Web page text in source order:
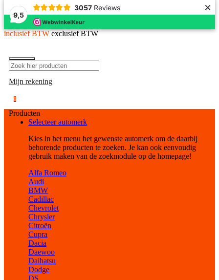
9,5
3057 Reviews ×
inclusief BTW exclusief BTW
Mijn rekening
0
Producten
Selecteer automerk
Kies in het menu het gewenste automerk om de daarbij
behorende producten te zoeken. Je kan ook eenvoudig
gebruik maken van de zoekmodule op de homepage!
Alfa Romeo
Audi
BMW
Cadillac
Chevrolet
Chrysler
Citroën
Cupra
Dacia
Daewoo
Daihatsu
Dodge
DS